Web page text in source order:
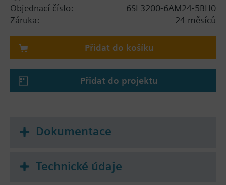
Objednací číslo:
6SL3200-6AM24-5BH0
Záruka:
24 měsíců
Přidat do košíku
Přidat do projektu
Dokumentace
Technické údaje